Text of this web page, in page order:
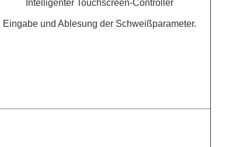
Intelligenter Touchscreen-Controller
Eingabe und Ablesung der Schweißparameter.